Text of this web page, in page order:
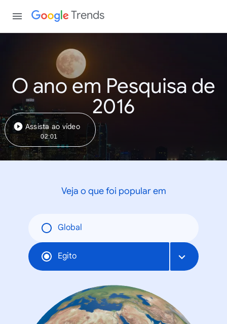
Trends
O ano em Pesquisa de
2016
Assista ao vídeo
02:01
Veja o que foi popular em
Global
Egito